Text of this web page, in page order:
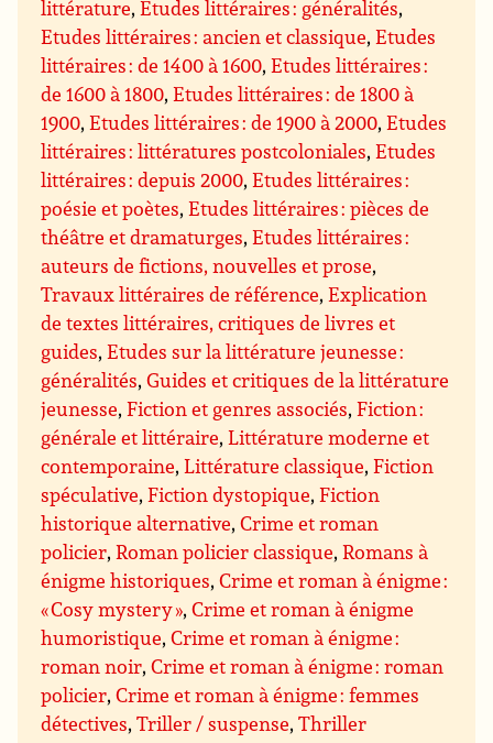
littérature,Etudes littéraires : généralités,
Etudes littéraires : ancien et classique,Etudes
littéraires : de 1400 à 1600,Etudes littéraires :
de 1600 à 1800,Etudes littéraires : de 1800 à
1900,Etudes littéraires : de 1900 à 2000,Etudes
littéraires : littératures postcoloniales,Etudes
littéraires : depuis 2000,Etudes littéraires :
poésie et poètes,Etudes littéraires : pièces de
théâtre et dramaturges,Etudes littéraires :
auteurs de fictions, nouvelles et prose,
Travaux littéraires de référence,Explication
de textes littéraires, critiques de livres et
guides,Etudes sur la littérature jeunesse :
généralités,Guides et critiques de la littérature
jeunesse,Fiction et genres associés,Fiction :
générale et littéraire,Littérature moderne et
contemporaine,Littérature classique,Fiction
spéculative,Fiction dystopique,Fiction
historique alternative,Crime et roman
policier,Roman policier classique,Romans à
énigme historiques,Crime et roman à énigme :
« Cosy mystery »,Crime et roman à énigme
humoristique,Crime et roman à énigme :
roman noir,Crime et roman à énigme : roman
policier,Crime et roman à énigme : femmes
détectives,Triller / suspense,Thriller